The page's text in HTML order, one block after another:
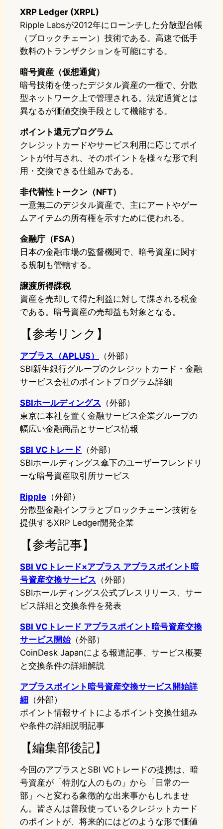
XRP Ledger (XRPL)
Ripple Labsが2012年にローンチした分散型台帳
（ブロックチェーン）技術である。高速で低手
数料のトランザクションを可能にする。
暗号資産（仮想通貨）
暗号技術を使ったデジタル資産の一種で、分散
型ネットワーク上で管理される。法定通貨とは
異なるが価値交換手段として機能する。
ポイント還元プログラム
クレジットカードやサービス利用に応じてポイ
ントが付与され、そのポイントを様々な形で利
用・交換できる仕組みである。
非代替性トークン（NFT）
一意無二のデジタル資産で、主にアートやゲー
ムアイテムの所有権を示すために使われる。
金融庁（FSA）
日本の金融市場の監督機関で、暗号資産に関す
る規制も管轄する。
譲渡所得課税
資産を売却して得た利益に対して課される税金
である。暗号資産の売却益も対象となる。
【参考リンク】
アプラス（APLUS）
（外部）
SBI新生銀行グループのクレジットカード・金融
サービス会社のポイントプログラム詳細
SBIホールディングス （外部）
東京に本社を置く金融サービス企業グループの
幅広い金融商品とサービス情報
SBI VCトレード （外部）
SBIホールディングス傘下のユーザーフレンドリ
ーな暗号資産取引所サービス
Ripple （外部）
分散型金融インフラとブロックチェーン技術を
提供するXRP Ledger開発企業
【参考記事】
SBI VCトレード×アプラス アプラスポイント暗
号資産交換サービス （外部）
SBIホールディングス公式プレスリリース、サー
ビス詳細と交換条件を発表
SBI VCトレード アプラスポイント暗号資産交換
サービス開始（外部）
CoinDesk Japanによる報道記事、サービス概要
と交換条件の詳細解説
アプラスポイント暗号資産交換サービス開始詳
細 （外部）
ポイント情報サイトによるポイント交換仕組み
や条件の詳細説明記事
【編集部後記】
今回のアプラスとSBI VCトレードの提携は、暗
号資産が「特別な人のもの」から「日常の一
部」へと変わる象徴的な出来事かもしれませ
ん。皆さんは普段使っているクレジットカード
のポイントが、将来的にはどのような形で価値